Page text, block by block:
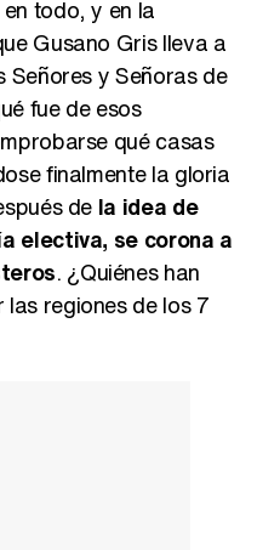
todo, y en la
Gusano Gris lleva a
Señores y Señoras de
fue de esos
qué casas
finalmente la gloria
de la idea de
electiva, se corona a
. ¿Quiénes han
regiones de los 7